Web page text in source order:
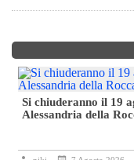
Si chiuderanno il 19
Alessandria della